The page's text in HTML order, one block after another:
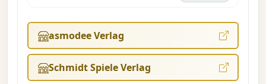
asmodee Verlag
Schmidt Spiele Verlag